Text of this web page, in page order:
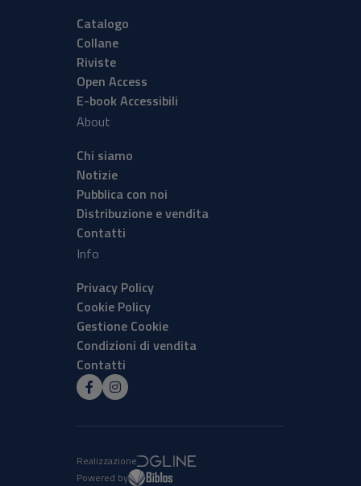
Catalogo
Collane
Riviste
Open Access
E-book Accessibili
About
Chi siamo
Notizie
Pubblica con noi
Distribuzione e vendita
Contatti
Info
Privacy Policy
Cookie Policy
Gestione Cookie
Condizioni di vendita
Contatti
Realizzazione
Powered by